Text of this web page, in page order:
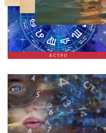
АСТРО